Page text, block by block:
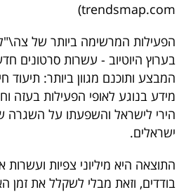
trendsmap.com)
הפעילות המרשימה ביותר של צה\"ל
בערוץ היוטיוב - עשרות סרטונים
המבצע ותוכנם מגוון ביותר: תיעוד
מידע בנוגע לאופי הפעילות בעזה
הירי לישראל והשפעתו על השגרה
ישראלים.
התוצאה היא מיליוני צפיות ועשרות
בודדים, וזאת מבלי לשקלל את זמן